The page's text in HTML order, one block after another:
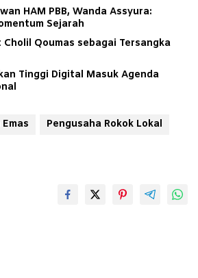
HAM PBB, Wanda Assyura:
Sejarah
Cholil Qoumas sebagai Tersangka
Tinggi Digital Masuk Agenda
Pengusaha Rokok Lokal